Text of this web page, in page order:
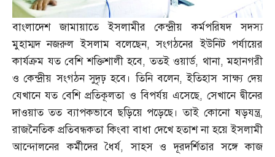
বাংলাদেশ জামায়াতে ইসলামীর কেন্দ্রীয় কর্মপরিষদ সদস্য
মুহাম্মদ নজরুল ইসলাম বলেছেন,সংগঠনের ইউনিট পর্যায়ের
কার্যক্রম যত বেশি শক্তিশালী হবে,ততই ওয়ার্ড, থানা,মহানগরী
ও কেন্দ্রীয় সংগঠন সুদৃঢ় হবে। তিনি বলেন,ইতিহাস সাক্ষ্য দেয়
যেখানে যত বেশি প্রতিকূলতা ও বিপর্যয় এসেছে, সেখানে দ্বীনের
দাওয়াত তত ব্যাপকভাবে ছড়িয়ে পড়েছে। তাই কোনো ষড়যন্ত্র,
রাজনৈতিক প্রতিবন্ধকতা কিংবা বাধা দেখে হতাশ না হয়ে ইসলামী
আন্দোলনের কর্মীদের ধৈর্য,সাহস ও দূরদর্শিতার সঙ্গে কাজ